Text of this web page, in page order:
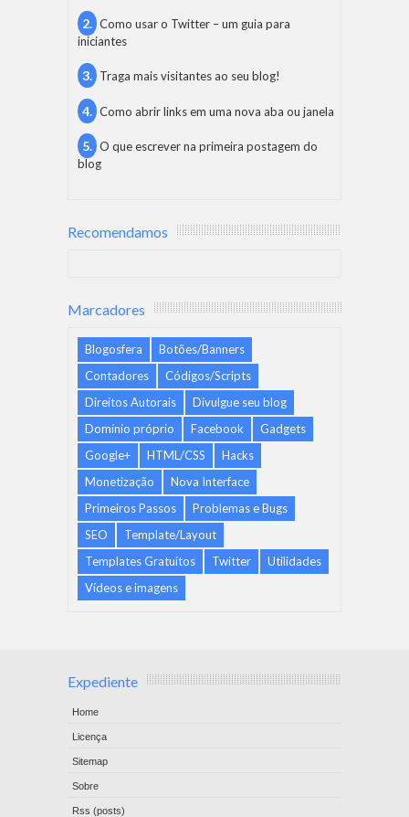
Como usar o Twitter – um guia para
iniciantes
Traga mais visitantes ao seu blog!
Como abrir links em uma nova aba ou janela
O que escrever na primeira postagem do
blog
Recomendamos
Marcadores
Blogosfera
Botões/Banners
Contadores
Códigos/Scripts
Direitos Autorais
Divulgue seu blog
Domínio próprio
Facebook
Gadgets
Google+
HTML/CSS
Hacks
Monetização
Nova Interface
Primeiros Passos
Problemas e Bugs
SEO
Template/Layout
Templates Gratuitos
Twitter
Utilidades
Vídeos e imagens
Expediente
Home
Licença
Sitemap
Sobre
Rss (posts)